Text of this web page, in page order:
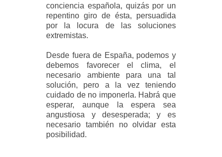
conciencia española, quizás por un
repentino giro de ésta, persuadida
por la locura de las soluciones
extremistas.
Desde fuera de España, podemos y
debemos favorecer el clima, el
necesario ambiente para una tal
solución, pero a la vez teniendo
cuidado de no imponerla. Habrá que
esperar, aunque la espera sea
angustiosa y desesperada; y es
necesario también no olvidar esta
posibilidad.